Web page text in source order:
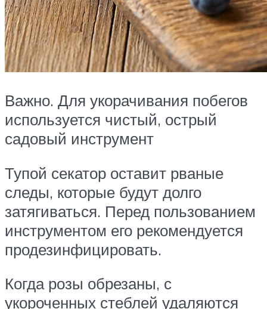
Важно. Для укорачивания побегов
используется чистый, острый
садовый инструмент
Тупой секатор оставит рваные
следы, которые будут долго
затягиваться. Перед пользованием
инструментом его рекомендуется
продезинфицировать.
Когда розы обрезаны, с
укороченных стеблей удаляются